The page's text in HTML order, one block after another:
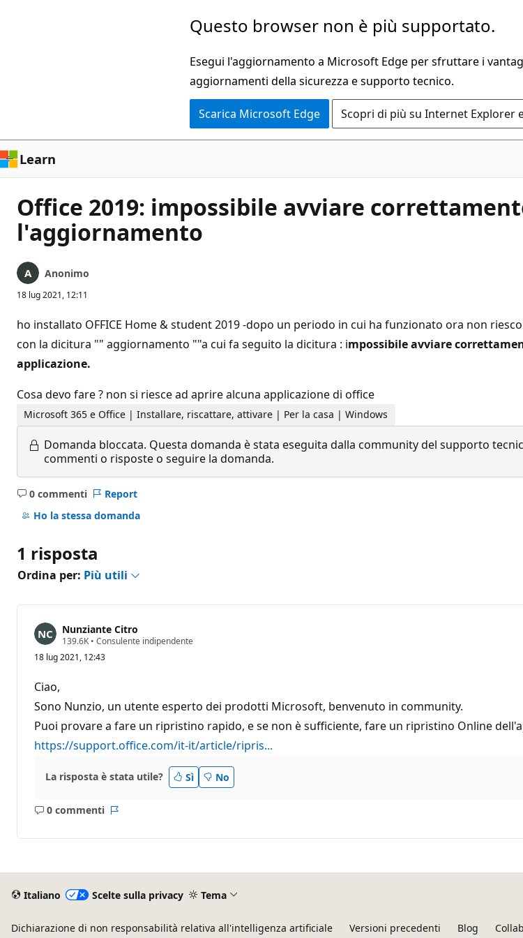
Questo browser non è più supportato.
Esegui l'aggiornamento a Microsoft Edge per sfruttare i
aggiornamenti della sicurezza e supporto tecnico.
Scarica Microsoft Edge Scopri di più su Internet Explorer
Learn
Office 2019: impossibile avviare
l'aggiornamento
Anonimo
18 lug 2021, 12:11
ho installato OFFICE Home & student 2019 -dopo un periodo in cui ha funzionato ora non
con la dicitura "" aggiornamento ""a cui fa seguito la dicitura : impossibile avviare
applicazione.
Cosa devo fare ? non si riesce ad aprire alcuna applicazione di office
Microsoft 365 e Office | Installare, riscattare, attivare | Per la casa | Windows
Domanda bloccata. Questa domanda è stata eseguita dalla community del supporto
commenti o risposte o seguire la domanda.
0 commenti
Nessun
commento
Report
Ho la stessa domanda
1 risposta
Ordina per: Più utili
Nunziante Citro
139.6K P
n
i
r
e
u
z
n
• Consulente indipendente
18 lug 2021, 12:43
Ciao,
Sono Nunzio, un utente esperto dei prodotti Microsoft, benvenuto in community.
Puoi provare a fare un ripristino rapido, e se non è sufficiente, fare un ripristino Online
https://support.office.com/it-it/article/ripris...
La risposta è stata utile? Sì No
0 commenti
Nessun
Italiano Scelte sulla privacy Tema
Dichiarazione di non responsabilità relativa all'intelligenza artificiale Versioni precedenti Blog